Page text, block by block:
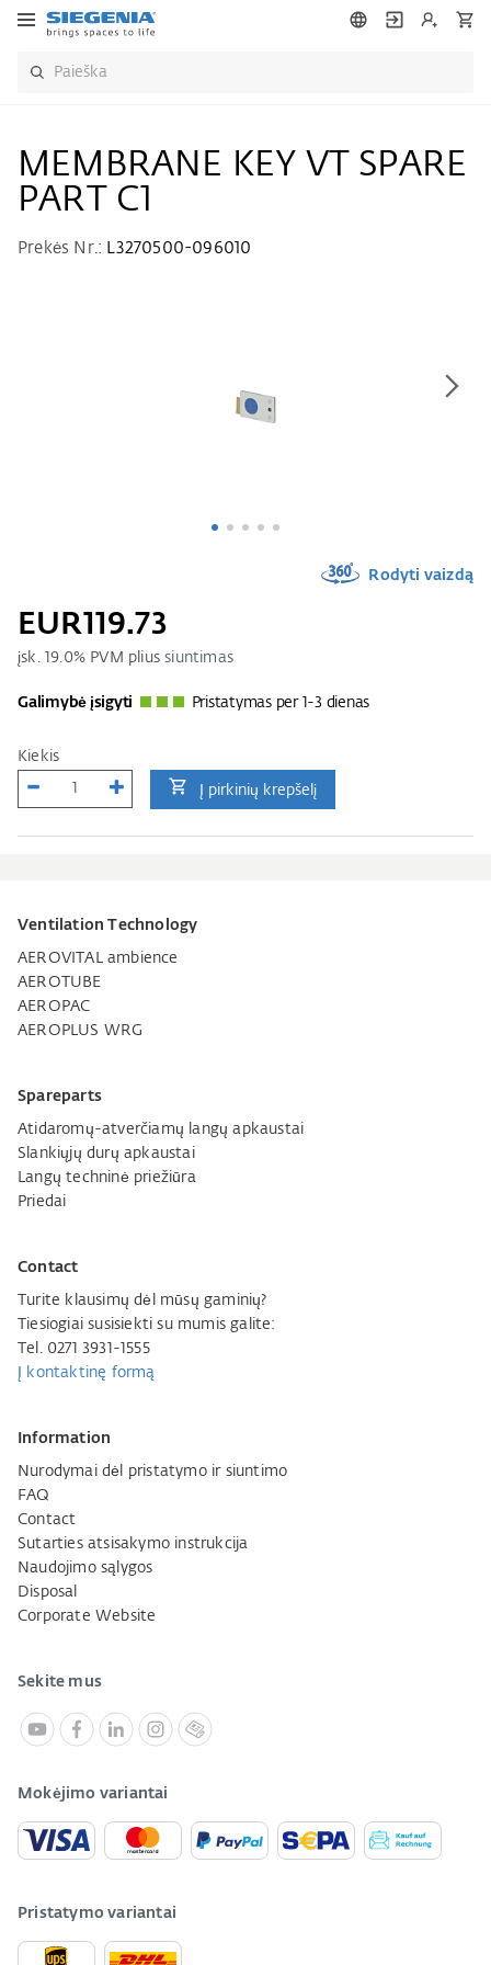
MEMBRANE KEY VT SPARE
PART C1
Prekės Nr.: L3270500-096010
Rodyti vaizdą
EUR119.73
įsk. 19.0% PVM pliussiuntimas
Galimybė įsigyti Pristatymas per 1-3 dienas
Kiekis
Į pirkinių krepšelį
Ventilation Technology
AEROVITAL ambience
AEROTUBE
AEROPAC
AEROPLUS WRG
Spareparts
Atidaromų-atverčiamų langų apkaustai
Slankiųjų durų apkaustai
Langų techninė priežiūra
Priedai
Contact
Turite klausimų dėl mūsų gaminių?
Tiesiogiai susisiekti su mumis galite:
Tel. 0271 3931-1555
Į kontaktinę formą
Information
Nurodymai dėl pristatymo ir siuntimo
FAQ
Contact
Sutarties atsisakymo instrukcija
Naudojimo sąlygos
Disposal
Corporate Website
Sekite mus
Mokėjimo variantai
Pristatymo variantai